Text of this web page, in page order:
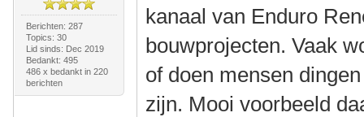
Berichten: 287
Topics: 30
Lid sinds: Dec 2019
Bedankt: 495
486 x bedankt in 220
berichten
kanaal van Enduro
bouwprojecten. Vaak
of doen mensen
zijn. Mooi voorbeeld